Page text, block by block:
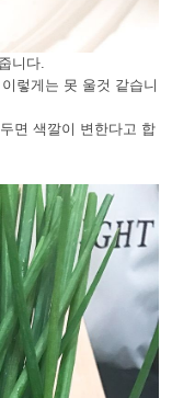
니다.
렇게는 못 울것 같습니
면 색깔이 변한다고 합